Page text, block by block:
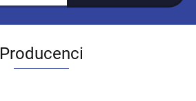
Producenci